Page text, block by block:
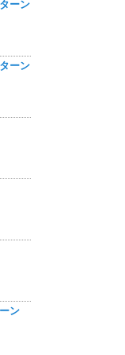
ーン
ーン
ン